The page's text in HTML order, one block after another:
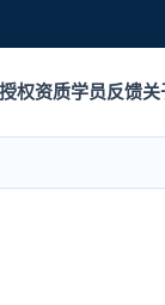
权资质学员反馈关